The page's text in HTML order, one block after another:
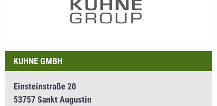
KUHNE GMBH
Einsteinstraße 20
53757 Sankt Augustin